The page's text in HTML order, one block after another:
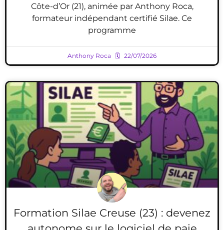
Côte-d’Or (21), animée par Anthony Roca,
formateur indépendant certifié Silae. Ce
programme
Anthony Roca 22/07/2026
Formation Silae Creuse (23) : devenez